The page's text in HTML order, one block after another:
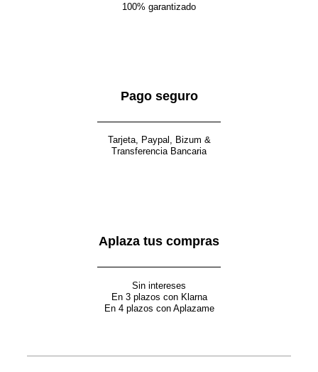
100% garantizado
Pago seguro
Tarjeta, Paypal, Bizum &
Transferencia Bancaria
Aplaza tus compras
Sin intereses
En 3 plazos con Klarna
En 4 plazos con Aplazame